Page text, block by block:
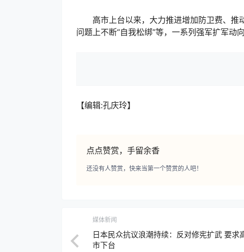
高市上台以来，大力推进增加防卫费、推动
问题上不断“自我松绑”等，一系列强军扩军动
【编辑:孔庆玲】
点点赞赏，手留余香
还没有人赞赏，快来当第一个赞赏的人吧！
媒体新闻
日本民众抗议浪潮持续：反对修宪扩武 要求
市下台